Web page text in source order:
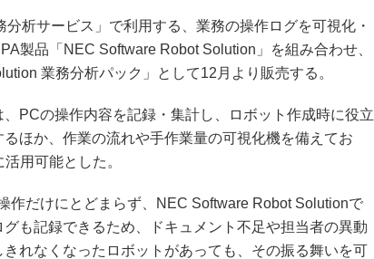
析サービス」で利用する、業務の操作ログを可視化・
製品「NEC Software Robot Solution」を組み合わせ、
業務分析パック」として12月より販売する。
PCの操作内容を記録・集計し、ロボット作成時に役立
ほか、作業の流れや手作業量の可視化機を備えてお
用可能とした。
だけにとどまらず、NEC Software Robot Solutionで
も記録できるため、ドキュメント不足や担当者の異動
れなくなったロボットがあっても、その振る舞いを可